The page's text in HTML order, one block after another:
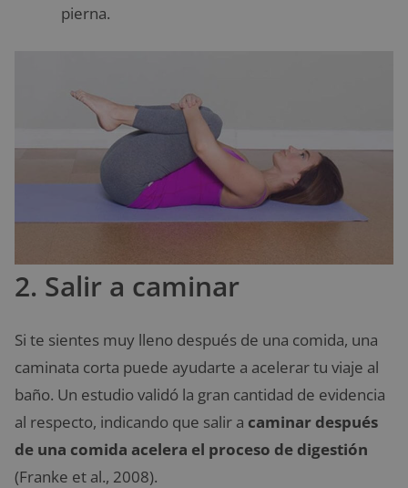
pierna.
2. Salir a caminar
Si te sientes muy lleno después de una comida, una
caminata corta puede ayudarte a acelerar tu viaje al
baño. Un estudio validó la gran cantidad de evidencia
al respecto, indicando que salir a caminar después
de una comida acelera el proceso de digestión
(Franke et al., 2008).